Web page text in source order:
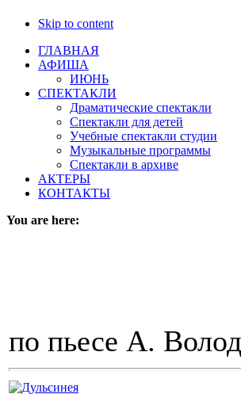
Skip to content
ГЛАВНАЯ
АФИША
ИЮНЬ
СПЕКТАКЛИ
Драматические спектакли
Спектакли для детей
Учебные спектакли студии
Музыкальные программы
Спектакли в архиве
АКТЕРЫ
КОНТАКТЫ
You are here:
по пьесе А.